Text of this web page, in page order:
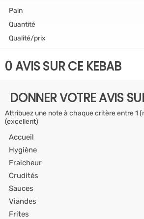
Pain
Quantité
Qualité/prix
0 AVIS SUR CE KEBAB
DONNER VOTRE AVIS
Attribuez une note à chaque critère entre 1
(excellent)
Accueil
Hygiène
Fraicheur
Crudités
Sauces
Viandes
Frites